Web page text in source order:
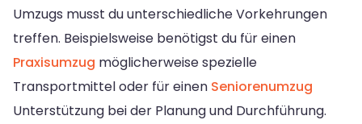
Umzugs musst du unterschiedliche Vorkehrungen
treffen. Beispielsweise benötigst du für einen
Praxisumzug möglicherweise spezielle
Transportmittel oder für einen Seniorenumzug
Unterstützung bei der Planung und Durchführung.